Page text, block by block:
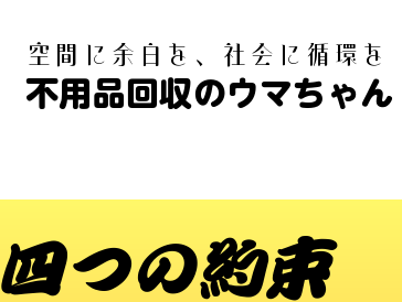
​空間に余白を、社会に循環を
不用品回収のウマちゃん
四つの約束